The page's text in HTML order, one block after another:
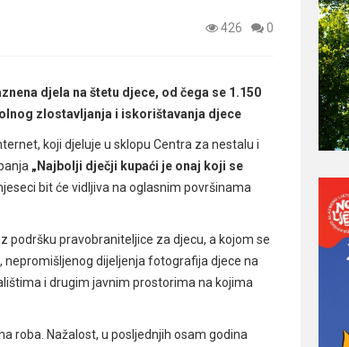
426 0
djela na štetu djece, od čega se 1.150
zlostavljanja i iskorištavanja djece
koji djeluje u sklopu Centra za nestalu i
„Najbolji dječji kupaći je onaj koji se
bit će vidljiva na oglasnim površinama
podršku pravobraniteljice za djecu, a kojom se
dijeljenja fotografija djece na
i drugim javnim prostorima na kojima
roba. Nažalost, u posljednjih osam godina